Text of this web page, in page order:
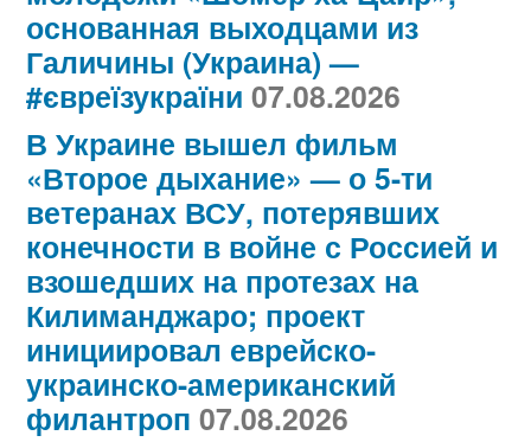
основанная выходцами из
Галичины (Украина) —
#євреїзукраїни 07.08.2026
В Украине вышел фильм
«Второе дыхание» — о 5-ти
ветеранах ВСУ, потерявших
конечности в войне с Россией и
взошедших на протезах на
Килиманджаро; проект
инициировал еврейско-
украинско-американский
филантроп 07.08.2026